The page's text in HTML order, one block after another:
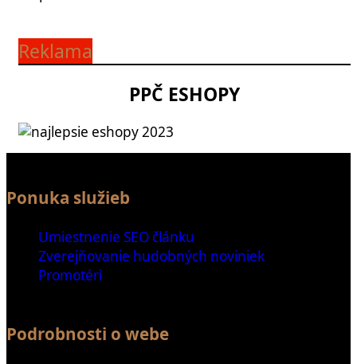
Reklama
PPČ ESHOPY
Ponuka služieb
Umiestnenie SEO článku
Zverejňovanie hudobných noviniek
Promotéri
Podrobnosti o webe